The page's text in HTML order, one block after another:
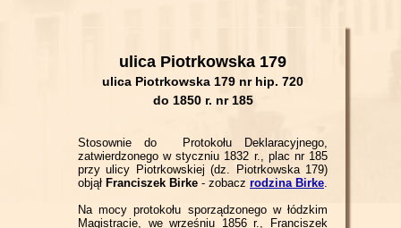
ulica Piotrkowska 179
ulica Piotrkowska 179 nr hip. 720
do 1850 r. nr 185
Stosownie do Protokołu Deklaracyjnego,
zatwierdzonego w styczniu 1832 r., plac nr 185
przy ulicy Piotrkowskiej (dz. Piotrkowska 179)
objął Franciszek Birke - zobacz rodzina Birke.
Na mocy protokołu sporządzonego w łódzkim
Magistracie, we wrześniu 1856 r., Franciszek